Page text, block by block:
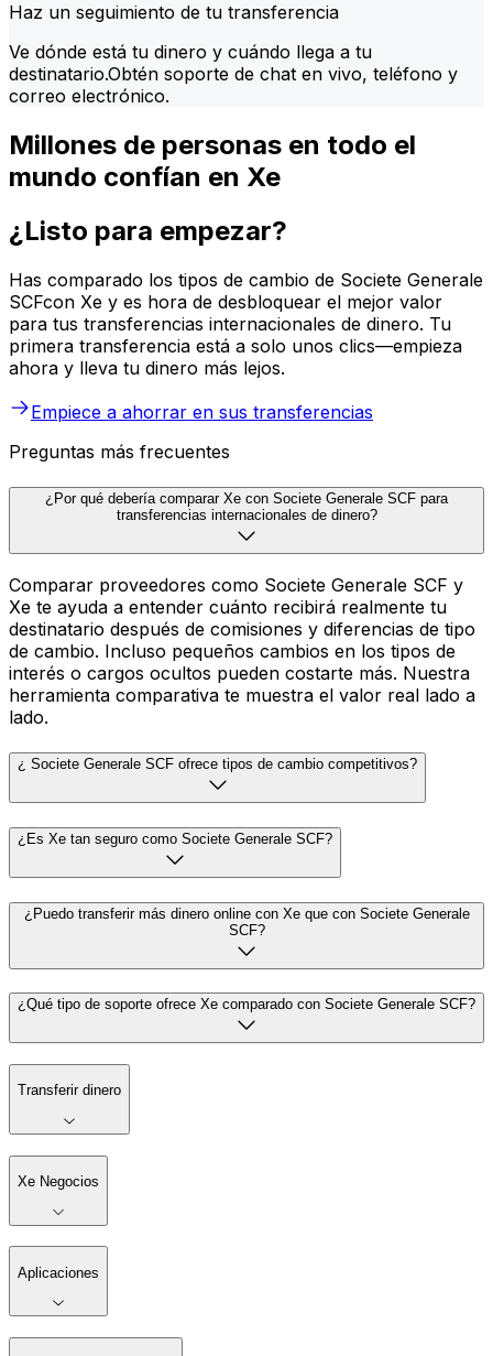
Haz un seguimiento de tu transferencia
Ve dónde está tu dinero y cuándo llega a tu
destinatario.Obtén soporte de chat en vivo, teléfono y
correo electrónico.
Millones de personas en todo el
mundo confían en Xe
¿Listo para empezar?
Has comparado los tipos de cambio de Societe Generale
SCFcon Xe y es hora de desbloquear el mejor valor
para tus transferencias internacionales de dinero. Tu
primera transferencia está a solo unos clics—empieza
ahora y lleva tu dinero más lejos.
Empiece a ahorrar en sus transferencias
Preguntas más frecuentes
¿Por qué debería comparar Xe con Societe Generale SCF para
transferencias internacionales de dinero?
Comparar proveedores como Societe Generale SCF y
Xe te ayuda a entender cuánto recibirá realmente tu
destinatario después de comisiones y diferencias de tipo
de cambio. Incluso pequeños cambios en los tipos de
interés o cargos ocultos pueden costarte más. Nuestra
herramienta comparativa te muestra el valor real lado a
lado.
¿ Societe Generale SCF ofrece tipos de cambio competitivos?
¿Es Xe tan seguro como Societe Generale SCF?
¿Puedo transferir más dinero online con Xe que con Societe Generale
SCF?
¿Qué tipo de soporte ofrece Xe comparado con Societe Generale SCF?
Transferir dinero
Xe Negocios
Aplicaciones